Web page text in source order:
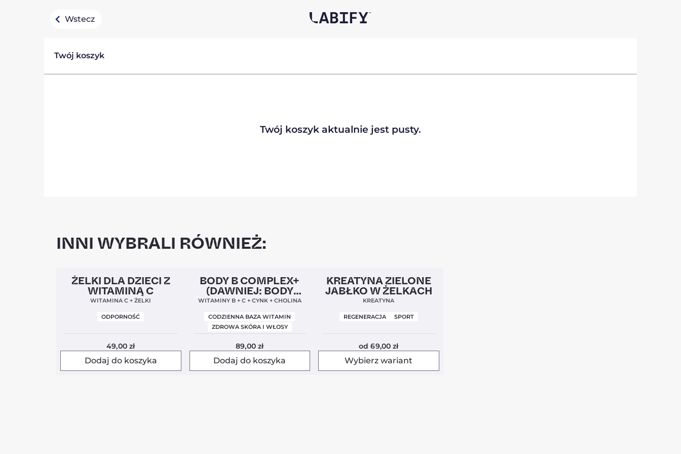
Wstecz
Twój koszyk
Twój koszyk aktualnie jest pusty.
INNI WYBRALI RÓWNIEŻ:
Clean Label 5,0
ŻELKI DLA DZIECI Z
WITAMINĄ C
WITAMINA C + ŻELKI
ODPORNOŚĆ
49,00zł
Dodaj do koszyka
Clean Label Nowa Formuła
BODY B COMPLEX+
(DAWNIEJ: BODY
BALANCE)
WITAMINY B + C + CYNK + CHOLINA
CODZIENNA BAZA WITAMIN
ZDROWA SKÓRA I WŁOSY
89,00zł
Dodaj do koszyka
Nowość 4,5
KREATYNA ZIELONE
JABŁKO W ŻELKACH
KREATYNA
REGENERACJA SPORT
od 69,00zł
Wybierz wariant